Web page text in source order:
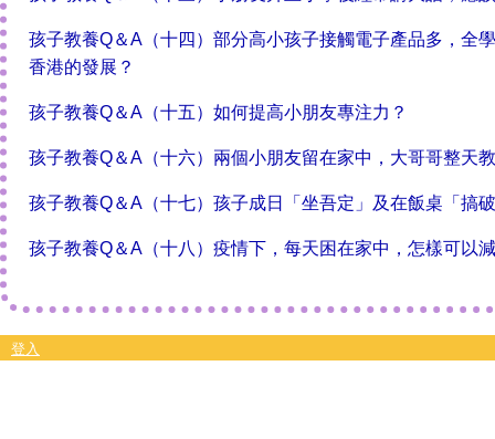
孩子教養Q＆A（十四）部分高小孩子接觸電子產品多，全
香港的發展？
孩子教養Q＆A（十五）如何提高小朋友專注力？
孩子教養Q＆A（十六）兩個小朋友留在家中，大哥哥整天
孩子教養Q＆A（十七）孩子成日「坐吾定」及在飯桌「搞
孩子教養Q＆A（十八）疫情下，每天困在家中，怎樣可以
登入